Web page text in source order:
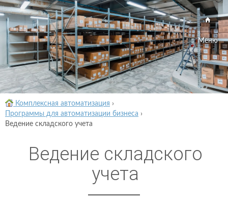
Меню
Комплексная автоматизация ›
Программы для автоматизации бизнеса ›
Ведение складского учета
Ведение складского
учета